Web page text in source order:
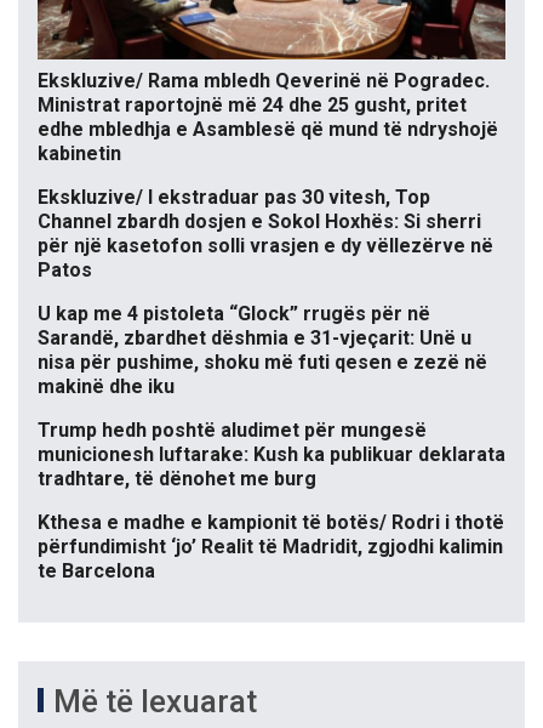
Ekskluzive/ Rama mbledh Qeverinë në Pogradec.
Ministrat raportojnë më 24 dhe 25 gusht, pritet
edhe mbledhja e Asamblesë që mund të ndryshojë
kabinetin
Ekskluzive/ I ekstraduar pas 30 vitesh, Top
Channel zbardh dosjen e Sokol Hoxhës: Si sherri
për një kasetofon solli vrasjen e dy vëllezërve në
Patos
U kap me 4 pistoleta “Glock” rrugës për në
Sarandë, zbardhet dëshmia e 31-vjeçarit: Unë u
nisa për pushime, shoku më futi qesen e zezë në
makinë dhe iku
Trump hedh poshtë aludimet për mungesë
municionesh luftarake: Kush ka publikuar deklarata
tradhtare, të dënohet me burg
Kthesa e madhe e kampionit të botës/ Rodri i thotë
përfundimisht ‘jo’ Realit të Madridit, zgjodhi kalimin
te Barcelona
Më të lexuarat